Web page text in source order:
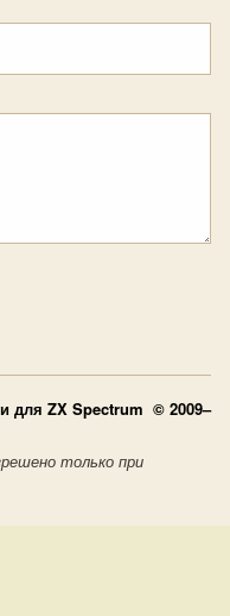
для ZX Spectrum © 2009–
только при